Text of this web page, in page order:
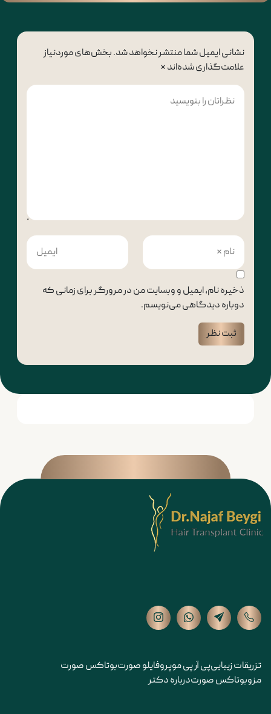
نشانی ایمیل شما منتشر نخواهد شد.بخش‌های موردنیاز
علامت‌گذاری شده‌اند*
ذخیره نام، ایمیل و وبسایت من در مرورگر برای زمانی که
دوباره دیدگاهی می‌نویسم.
تزریقات زیباییپی آر پی موپروفایلو صورتبوتاکس صورت
مزوبوتاکس صورتدرباره دکتر